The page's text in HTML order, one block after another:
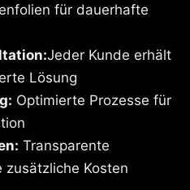
für dauerhafte
Jeder Kunde erhält
Lösung
Optimierte Prozesse für
Transparente
zusätzliche Kosten